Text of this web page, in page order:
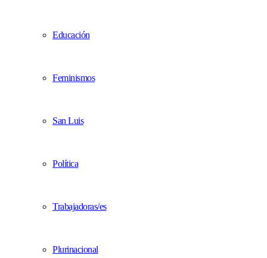
Educación
Feminismos
San Luis
Política
Trabajadoras/es
Plurinacional